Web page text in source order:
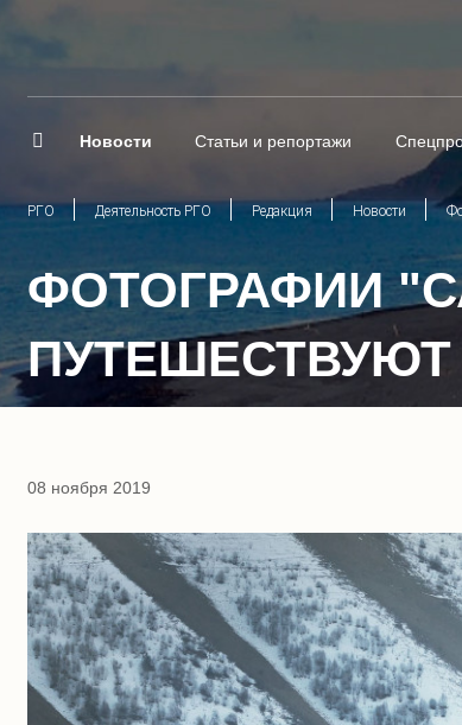
Новости Статьи и репортажи
РГО Деятельность РГО Редакция Новости
ФОТОГРАФИИ
08 ноября 2019